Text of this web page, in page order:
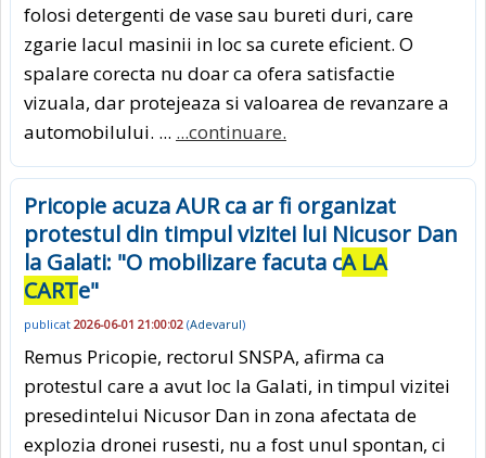
folosi detergenti de vase sau bureti duri, care
zgarie lacul masinii in loc sa curete eficient. O
spalare corecta nu doar ca ofera satisfactie
vizuala, dar protejeaza si valoarea de revanzare a
automobilului. ... ...continuare.
Pricopie acuza AUR ca ar fi organizat
protestul din timpul vizitei lui Nicusor Dan
la Galati: "O mobilizare facuta cA LA
CARTe"
publicat 2026-06-01 21:00:02 (Adevarul)
Remus Pricopie, rectorul SNSPA, afirma ca
protestul care a avut loc la Galati, in timpul vizitei
presedintelui Nicusor Dan in zona afectata de
explozia dronei rusesti, nu a fost unul spontan, ci